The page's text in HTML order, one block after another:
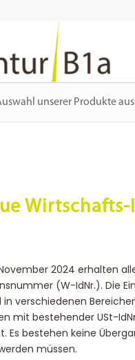
unserer Produkte
2024 erhalten
(W-IdNr.). Die
verschiedenen
mit bestehender USt-
Es bestehen keine
müssen.